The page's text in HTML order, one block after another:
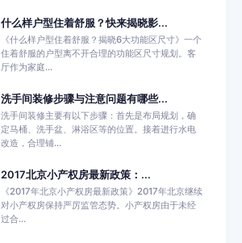
什么样户型住着舒服？快来揭晓影...
《什么样户型住着舒服？揭晓6大功能区尺寸》一个
住着舒服的户型离不开合理的功能区尺寸规划。客
厅作为家庭...
洗手间装修步骤与注意问题有哪些...
洗手间装修主要有以下步骤：首先是布局规划，确
定马桶、洗手盆、淋浴区等的位置。接着进行水电
改造，合理铺...
2017北京小产权房最新政策：...
《2017年北京小产权房最新政策》2017年北京继续
对小产权房保持严厉监管态势。小产权房由于未经
过合...